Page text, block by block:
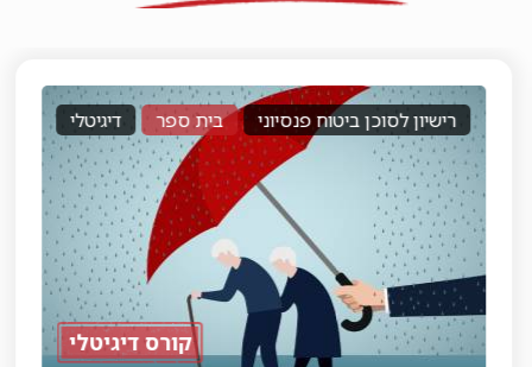
קורס דיגיטלי
רישיון לסוכן ביטוח פנסיוני בית ספר דיגיטלי